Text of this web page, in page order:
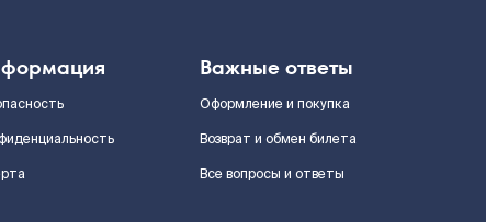
Важные ответы
Оформление и покупка
Возврат и обмен билета
Все вопросы и ответы